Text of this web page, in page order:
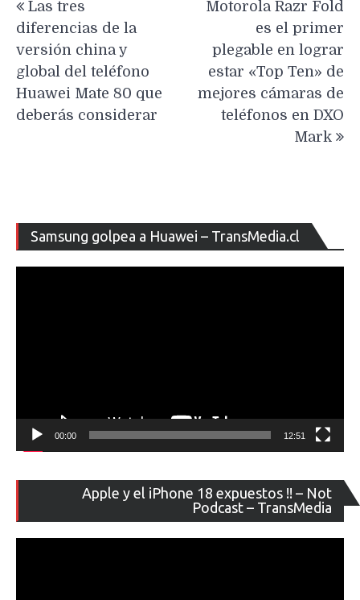
de
entradas
Las tres
diferencias de la
versión china y
global del teléfono
Huawei Mate 80 que
deberás considerar
Motorola Razr Fold
es el primer
plegable en lograr
estar «Top Ten» de
mejores cámaras de
teléfonos en DXO
Mark
Samsung golpea a Huawei – TransMedia.cl
de
00:00 12:51
Apple y el iPhone 18 expuestos !! – Not
Podcast – TransMedia
de